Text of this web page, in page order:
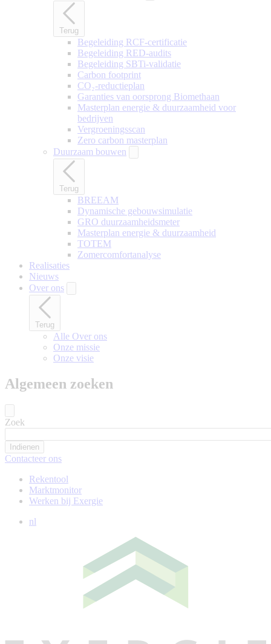
Terug
Begeleiding RCF-certificatie
Begeleiding RED-audits
Begeleiding SBTi-validatie
Carbon footprint
CO₂-reductieplan
Garanties van oorsprong Biomethaan
Masterplan energie & duurzaamheid voor
bedrijven
Vergroeningsscan
Zero carbon masterplan
Duurzaam bouwen
Terug
BREEAM
Dynamische gebouwsimulatie
GRO duurzaamheidsmeter
Masterplan energie & duurzaamheid
TOTEM
Zomercomfortanalyse
Realisaties
Nieuws
Over ons
Terug
Alle Over ons
Onze missie
Onze visie
Algemeen zoeken
Zoek
Contacteer ons
Rekentool
Marktmonitor
Werken bij Exergie
nl